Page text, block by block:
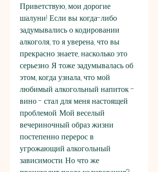
Приветствую, мои дорогие
шалуни! Если вы когда-либо
задумывались о кодировании
алкоголя, то я уверена, что вы
прекрасно знаете, насколько это
серьезно. Я тоже задумывалась об
этом, когда узнала, что мой
любимый алкогольный напиток -
вино - стал для меня настоящей
проблемой. Мой веселый
вечериночный образ жизни
постепенно перерос в
угрожающий алкогольный
зависимости. Но что же